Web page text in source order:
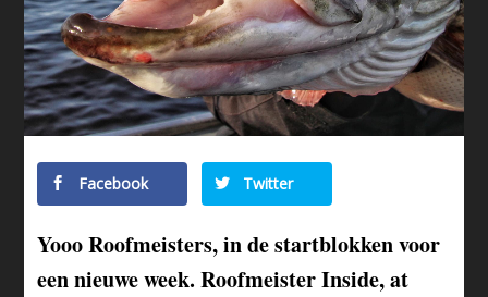
Facebook Twitter
Yooo Roofmeisters, in de startblokken voor
een nieuwe week. Roofmeister Inside, at